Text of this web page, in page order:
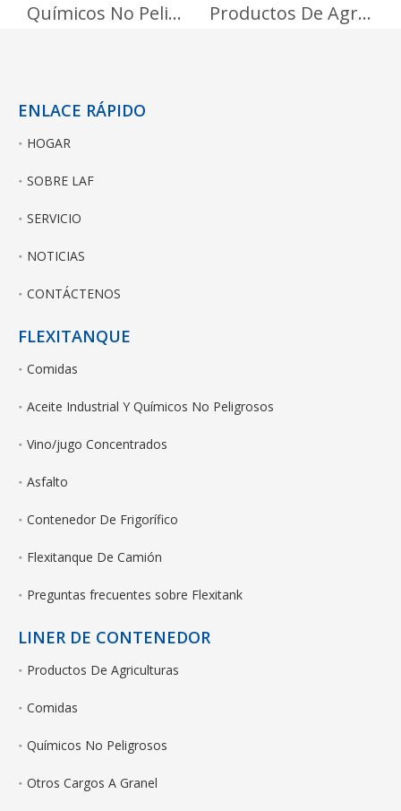
Químicos No Peligrosos Productos De Agriculturas
ENLACE RÁPIDO
HOGAR
SOBRE LAF
SERVICIO
NOTICIAS
CONTÁCTENOS
FLEXITANQUE
Comidas
Aceite Industrial Y Químicos No Peligrosos
Vino/jugo Concentrados
Asfalto
Contenedor De Frigorífico
Flexitanque De Camión
Preguntas frecuentes sobre Flexitank
LINER DE CONTENEDOR
Productos De Agriculturas
Comidas
Químicos No Peligrosos
Otros Cargos A Granel